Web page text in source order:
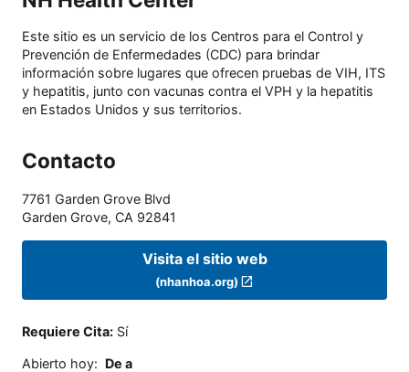
Este sitio es un servicio de los Centros para el Control y
Prevención de Enfermedades (CDC) para brindar
información sobre lugares que ofrecen pruebas de VIH, ITS
y hepatitis, junto con vacunas contra el VPH y la hepatitis
en Estados Unidos y sus territorios.
Contacto
7761 Garden Grove Blvd
Garden Grove, CA 92841
Visita el sitio web
(nhanhoa.org)
Requiere Cita: Sí
Abierto hoy: De a